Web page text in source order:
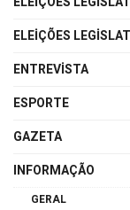
ELEIÇÕES
ENTREVISTA
ESPORTE
GAZETA
INFORMAÇÃO
GERAL